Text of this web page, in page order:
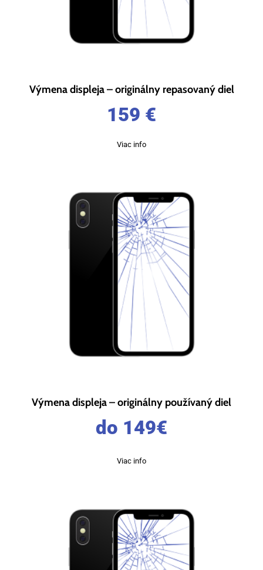
Výmena displeja – originálny repasovaný diel
159 €
Viac info
Výmena displeja – originálny používaný diel
do 149€
Viac info